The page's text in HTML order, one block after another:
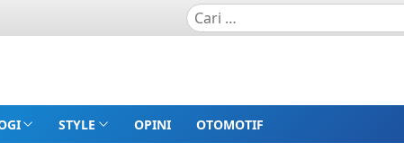
STYLE OPINI OTOMOTIF